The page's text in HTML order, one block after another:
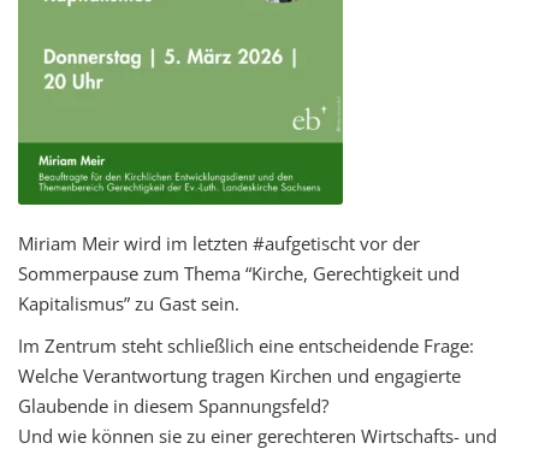
Miriam Meir wird im letzten #aufgetischt vor der
Sommerpause zum Thema “Kirche, Gerechtigkeit und
Kapitalismus” zu Gast sein.
Im Zentrum steht schließlich eine entscheidende Frage:
Welche Verantwortung tragen Kirchen und engagierte
Glaubende in diesem Spannungsfeld?
Und wie können sie zu einer gerechteren Wirtschafts- und